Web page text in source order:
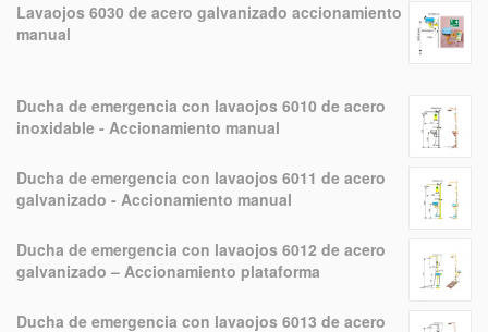
Lavaojos 6030 de acero galvanizado accionamiento
manual
Ducha de emergencia con lavaojos 6010 de acero
inoxidable - Accionamiento manual
Ducha de emergencia con lavaojos 6011 de acero
galvanizado - Accionamiento manual
Ducha de emergencia con lavaojos 6012 de acero
galvanizado – Accionamiento plataforma
Ducha de emergencia con lavaojos 6013 de acero